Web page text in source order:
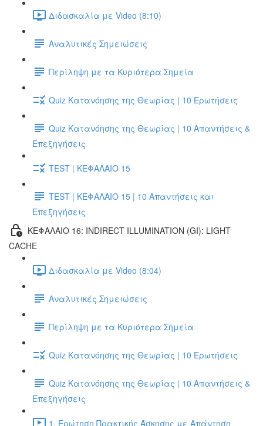
Διδασκαλία με Video (8:10)
Αναλυτικές Σημειώσεις
Περίληψη με τα Κυριότερα Σημεία
Quiz Κατανόησης της Θεωρίας | 10 Ερωτήσεις
Quiz Κατανόησης της Θεωρίας | 10 Απαντήσεις &
Επεξηγήσεις
TEST | ΚΕΦΑΛΑΙΟ 15
TEST | ΚΕΦΑΛΑΙΟ 15 | 10 Απαντήσεις και
Επεξηγήσεις
ΚΕΦΑΛΑΙΟ 16: INDIRECT ILLUMINATION (GI): LIGHT
CACHE
Διδασκαλία με Video (8:04)
Αναλυτικές Σημειώσεις
Περίληψη με τα Κυριότερα Σημεία
Quiz Κατανόησης της Θεωρίας | 10 Ερωτήσεις
Quiz Κατανόησης της Θεωρίας | 10 Απαντήσεις &
Επεξηγήσεις
1. Ερώτηση Πρακτικής Άσκησης με Απάντηση